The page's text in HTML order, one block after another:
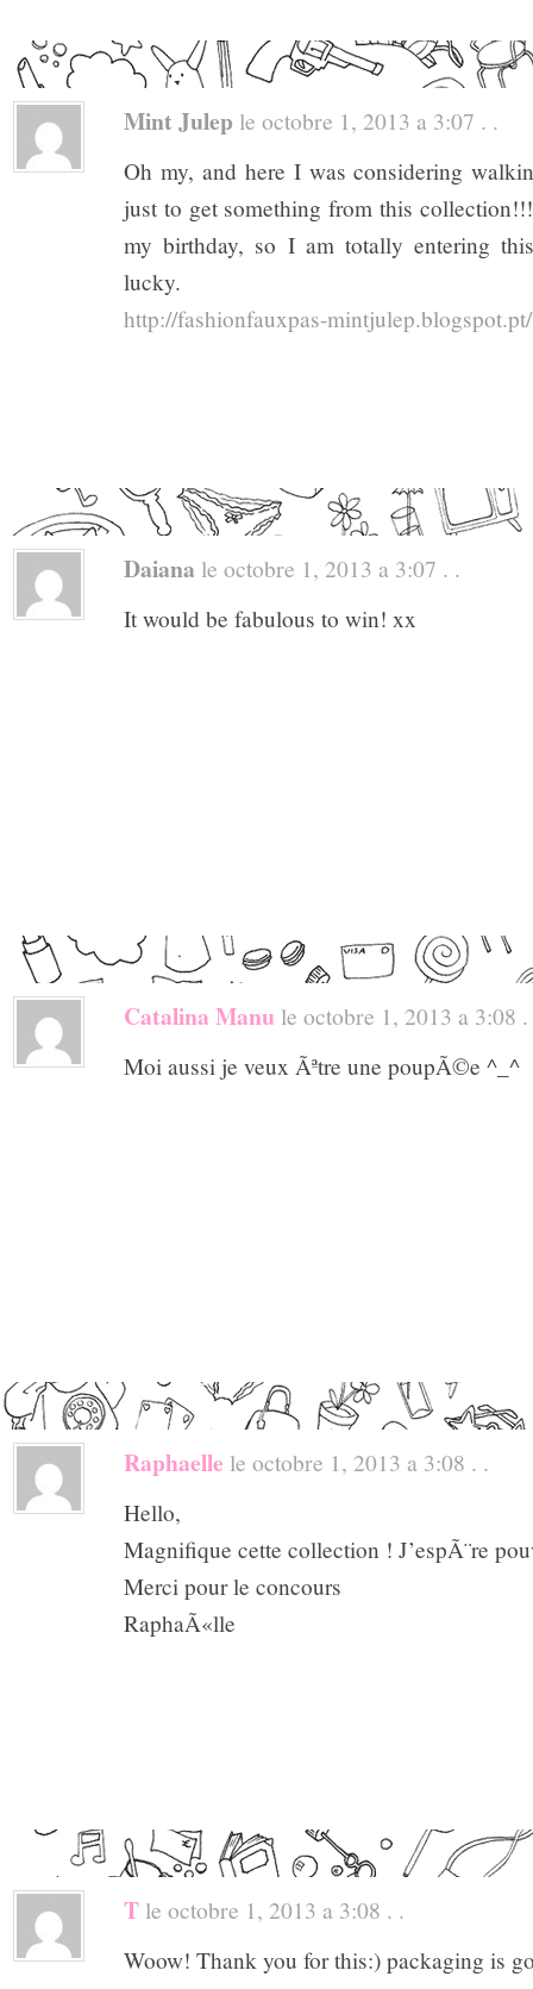
Mint Julep le octobre 1, 2013 a 3:07 . .
Oh my, and here I was considering
just to get something from this
my birthday, so I am totally entering
lucky.
http://fashionfauxpas-mintjulep.blogspot.pt/
Daiana le octobre 1, 2013 a 3:07 . .
It would be fabulous to win! xx
Catalina Manu le octobre 1, 2013 a 3:08
Moi aussi je veux Ãªtre une poupÃ©e ^_^
Raphaelle le octobre 1, 2013 a 3:08 . .
Hello,
Magnifique cette collection ! J’espÃ¨re
Merci pour le concours
RaphaÃ«lle
T le octobre 1, 2013 a 3:08 . .
Woow! Thank you for this:) packaging is